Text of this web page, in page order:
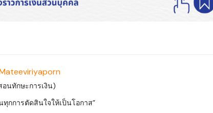
อนทักษะการเงิน)
กการตัดสินใจให้เป็นโอกาส”